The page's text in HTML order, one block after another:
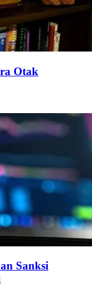
Otak
Sanksi